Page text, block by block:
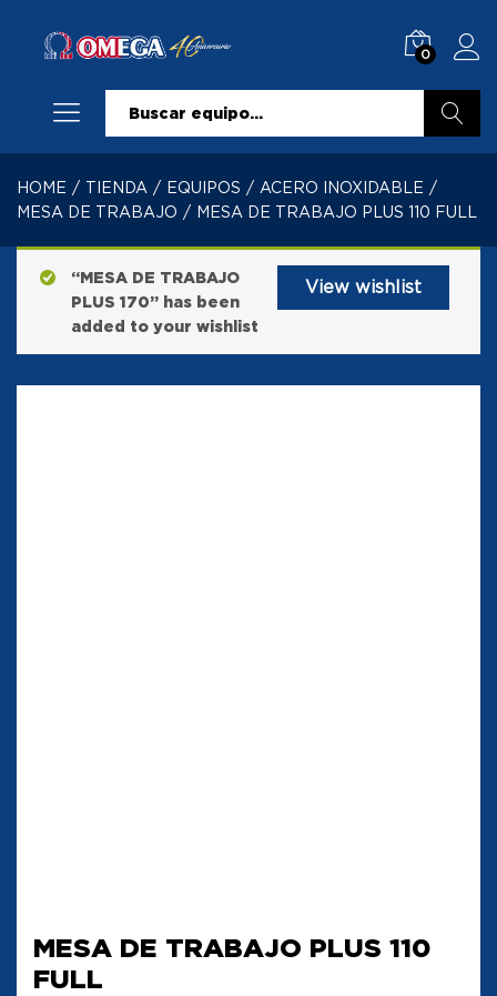
0
HOME / TIENDA / EQUIPOS / ACERO INOXIDABLE /
MESA DE TRABAJO / MESA DE TRABAJO PLUS 110 FULL
View wishlist
“MESA DE TRABAJO
PLUS 170” has been
added to your wishlist
MESA DE TRABAJO PLUS 110
FULL